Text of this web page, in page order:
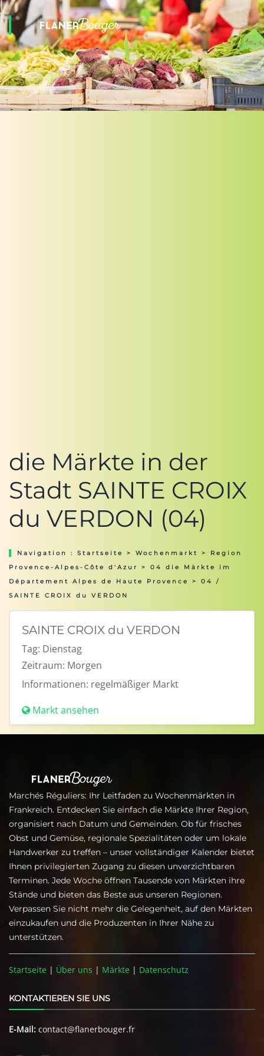
die Märkte in der
Stadt SAINTE CROIX
du VERDON (04)
Navigation : Startseite > Wochenmarkt > Region
Provence-Alpes-Côte d'Azur
> 04 die Märkte im
Département Alpes de Haute Provence
> 04 /
SAINTE CROIX du VERDON
SAINTE CROIX du VERDON
Tag: Dienstag
Zeitraum: Morgen
Informationen: regelmäßiger Markt
Markt ansehen
Marchés Réguliers: Ihr Leitfaden zu Wochenmärkten in
Frankreich. Entdecken Sie einfach die Märkte Ihrer Region,
organisiert nach Datum und Gemeinden. Ob für frisches
Obst und Gemüse, regionale Spezialitäten oder um lokale
Handwerker zu treffen – unser vollständiger Kalender bietet
Ihnen privilegierten Zugang zu diesen unverzichtbaren
Terminen. Jede Woche öffnen Tausende von Märkten ihre
Stände und bieten das Beste aus unseren Regionen.
Verpassen Sie nicht mehr die Gelegenheit, auf den Märkten
einzukaufen und die Produzenten in Ihrer Nähe zu
unterstützen.
Startseite | Über uns | Märkte | Datenschutz
KONTAKTIEREN SIE UNS
E-Mail: contact@flanerbouger.fr